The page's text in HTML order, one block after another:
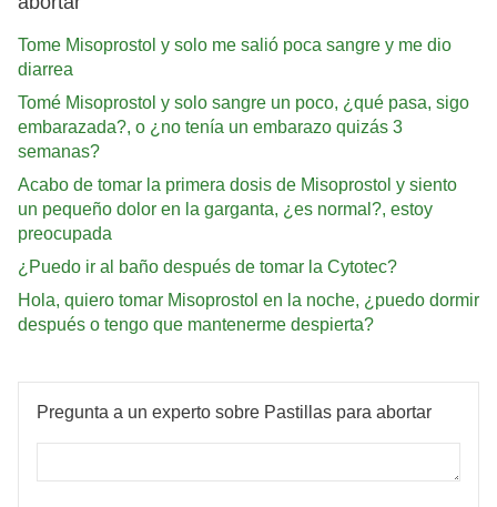
Tome Misoprostol y solo me salió poca sangre y me dio
diarrea
Tomé Misoprostol y solo sangre un poco, ¿qué pasa, sigo
embarazada?, o ¿no tenía un embarazo quizás 3
semanas?
Acabo de tomar la primera dosis de Misoprostol y siento
un pequeño dolor en la garganta, ¿es normal?, estoy
preocupada
¿Puedo ir al baño después de tomar la Cytotec?
Hola, quiero tomar Misoprostol en la noche, ¿puedo dormir
después o tengo que mantenerme despierta?
Pregunta a un experto sobre Pastillas para abortar